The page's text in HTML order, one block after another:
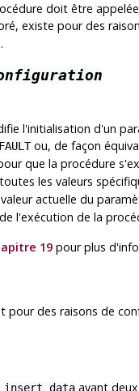
doit être
existe pour des
l'initialisation d'un
ou, de façon
que la procédure
les valeurs
actuelle du
l'exécution de la
19pour plus
pour des raisons de
insert_dataayant